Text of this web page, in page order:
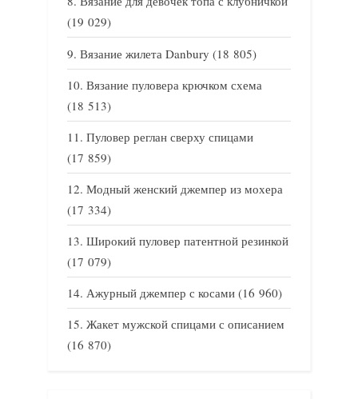
(19 029)
Вязание жилета Danbury (18 805)
Вязание пуловера крючком схема
(18 513)
Пуловер реглан сверху спицами
(17 859)
Модный женский джемпер из мохера
(17 334)
Широкий пуловер патентной резинкой
(17 079)
Ажурный джемпер с косами (16 960)
Жакет мужской спицами с описанием
(16 870)